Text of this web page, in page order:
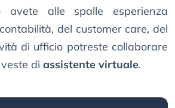
avete alle spalle esperienza
del customer care, del
di ufficio potreste collaborare
di assistente virtuale.